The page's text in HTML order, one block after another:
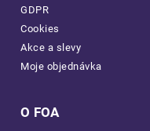
GDPR
Cookies
Akce a slevy
Moje objednávka
O FOA